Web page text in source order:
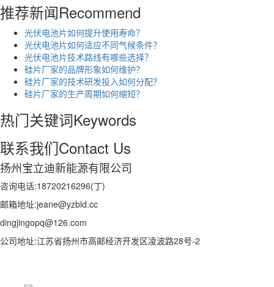
推荐新闻Recommend
光伏电池片如何提升使用寿命？
光伏电池片如何适应不同气候条件？
光伏电池片技术路线有哪些选择？
硅片厂家的品牌形象如何维护？
硅片厂家的技术研发投入如何分配？
硅片厂家的生产周期如何缩短？
热门关键词Keywords
联系我们Contact Us
扬州宝立迪新能源有限公司
咨询电话:18720216296(丁)
邮箱地址:jeane@yzbld.cc
dingjingopq@126.com
公司地址:江苏省扬州市高邮经济开发区凌波路28号-2